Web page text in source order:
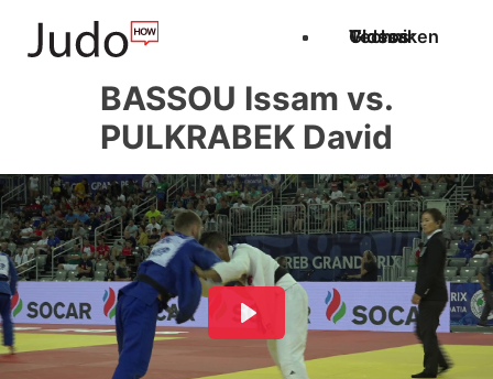
Techniken
Videos
Glossar
BASSOU Issam vs.
PULKRABEK David